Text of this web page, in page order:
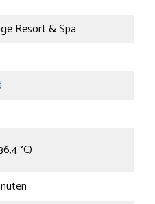
Resort & Spa
°C)